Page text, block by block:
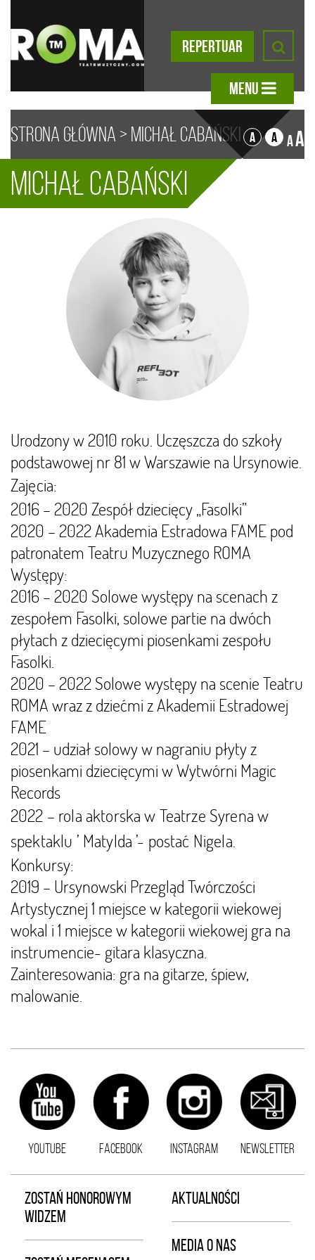
REPERTUAR
MENU
Strona główna > Michał Cabański A A AA
Michał Cabański
Urodzony w 2010 roku. Uczęszcza do szkoły
podstawowej nr 81 w Warszawie na Ursynowie.
Zajęcia:
2016 – 2020 Zespół dziecięcy „Fasolki”
2020 – 2022 Akademia Estradowa FAME pod
patronatem Teatru Muzycznego ROMA
Występy:
2016 – 2020 Solowe występy na scenach z
zespołem Fasolki, solowe partie na dwóch
płytach z dziecięcymi piosenkami zespołu
Fasolki.
2020 – 2022 Solowe występy na scenie Teatru
ROMA wraz z dziećmi z Akademii Estradowej
FAME
2021 – udział solowy w nagraniu płyty z
piosenkami dziecięcymi w Wytwórni Magic
Records
2022 – rola aktorska w Teatrze Syrena w
spektaklu ’ Matylda ’- postać Nigela.
Konkursy:
2019 – Ursynowski Przegląd Twórczości
Artystycznej 1 miejsce w kategorii wiekowej
wokal i 1 miejsce w kategorii wiekowej gra na
instrumencie- gitara klasyczna.
Zainteresowania: gra na gitarze, śpiew,
malowanie.
YOUTUBE FACEBOOK INSTAGRAM NEWSLETTER
ZOSTAŃ HONOROWYM
WIDZEM
AKTUALNOŚCI
MEDIA O NAS